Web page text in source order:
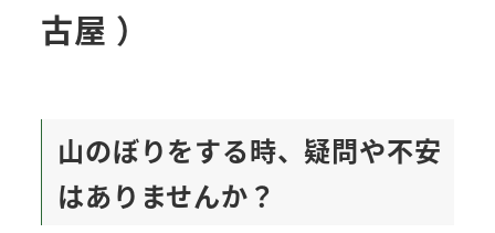
古屋 ）
山のぼりをする時、疑問や不安
はありませんか？